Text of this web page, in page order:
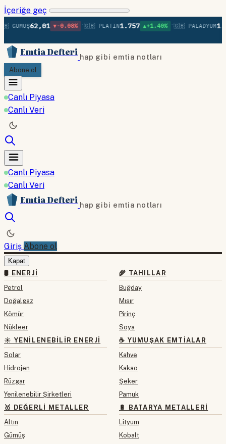
İçeriğe geç
62,01 ▼-0.08% •🇬🇧 PLATIN1.757 ▲+1.40% •🇬🇧 PALADYUM
Emtia Defteri hap gibi emtia notları
Abone ol
Canlı Piyasa
Canlı Veri
Canlı Piyasa
Canlı Veri
Emtia Defteri hap gibi emtia notları
Giriş Abone ol
Kapat
🛢 ENERJI
Petrol
Doğalgaz
Kömür
Nükleer
☀️ YENILENEBILIR ENERJI
Solar
Hidrojen
Rüzgar
Yenilenebilir Şirketleri
🥇 DEĞERLI METALLER
Altın
Gümüş
🌾 TAHILLAR
Buğday
Mısır
Pirinç
Soya
☕ YUMUŞAK EMTIALAR
Kahve
Kakao
Şeker
Pamuk
🔋 BATARYA METALLERI
Lityum
Kobalt